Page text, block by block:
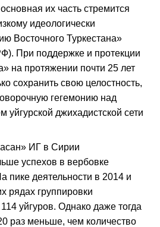
их часть стремится
идеологически
Восточного Туркестана»
При поддержке и протекции
на протяжении почти 25 лет
сохранить свою целостность,
гегемонию над
уйгурской джихадистской сети
ИГ в Сирии
успехов в вербовке
пике деятельности в 2014 и
рядах группировки
уйгуров. Однако даже тогда
раз меньше, чем количество